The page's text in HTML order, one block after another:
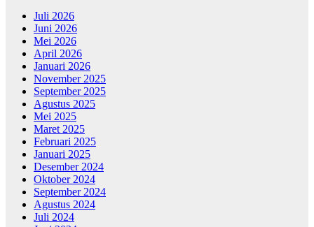
Juli 2026
Juni 2026
Mei 2026
April 2026
Januari 2026
November 2025
September 2025
Agustus 2025
Mei 2025
Maret 2025
Februari 2025
Januari 2025
Desember 2024
Oktober 2024
September 2024
Agustus 2024
Juli 2024